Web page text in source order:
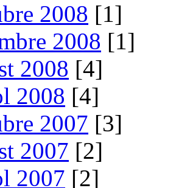
2008 [1]
2008 [1]
2008 [4]
2008 [4]
2007 [3]
2007 [2]
2007 [2]